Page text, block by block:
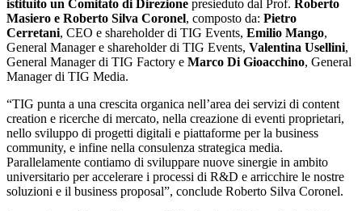
istituito un Comitato di Direzione presieduto dal Prof. Roberto
Masiero e Roberto Silva Coronel, composto da: Pietro
Cerretani, CEO e shareholder di TIG Events, Emilio Mango,
General Manager e shareholder di TIG Events, Valentina Usellini,
General Manager di TIG Factory e Marco Di Gioacchino, General
Manager di TIG Media.
“TIG punta a una crescita organica nell’area dei servizi di content
creation e ricerche di mercato, nella creazione di eventi proprietari,
nello sviluppo di progetti digitali e piattaforme per la business
community, e infine nella consulenza strategica media.
Parallelamente contiamo di sviluppare nuove sinergie in ambito
universitario per accelerare i processi di R&D e arricchire le nostre
soluzioni e il business proposal”, conclude Roberto Silva Coronel.